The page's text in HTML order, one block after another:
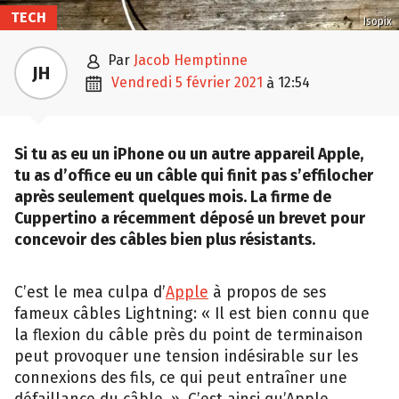
Isopix
TECH
JH  par Jacob Hemptinne
 vendredi 5 février 2021 à 12:54
Si tu as eu un iPhone ou un autre appareil Apple,
tu as d’office eu un câble qui finit pas s’effilocher
après seulement quelques mois. La firme de
Cuppertino a récemment déposé un brevet pour
concevoir des câbles bien plus résistants.
C’est le mea culpa d’Apple à propos de ses
fameux câbles Lightning: « Il est bien connu que
la flexion du câble près du point de terminaison
peut provoquer une tension indésirable sur les
connexions des fils, ce qui peut entraîner une